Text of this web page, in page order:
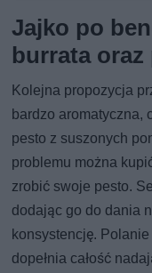
Jajko po
burrata
Kolejna propozycja
bardzo aromatyczna,
pesto z suszonych
problemu można
zrobić swoje pesto.
dodając go do dania
konsystencję.
dopełnia całość